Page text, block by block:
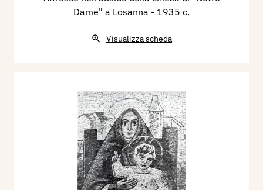
Dame" a Losanna - 1935 c.
Visualizza scheda